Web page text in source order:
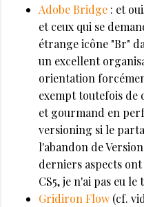
Adobe Bridge : et
et ceux qui se
étrange icône "Br"
un excellent
orientation
exempt toutefois de
et gourmand en
versioning si le
l'abandon de
derniers aspects
CS5, je n'ai pas eu
Gridiron Flow (cf.